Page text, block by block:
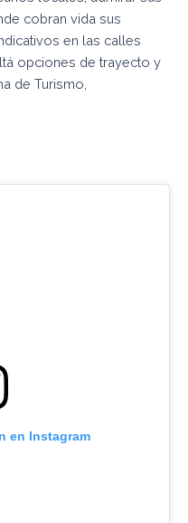
cobran vida sus
en las calles
opciones de trayecto y
de Turismo,
en Instagram